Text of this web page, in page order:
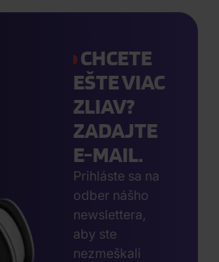
CHCETE
EŠTE VIAC
ZLIAV?
ZADAJTE
E-MAIL.
Prihláste sa na
odber nášho
newslettera,
aby ste
nezmeškali